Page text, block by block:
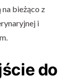
bieżąco z
i
do